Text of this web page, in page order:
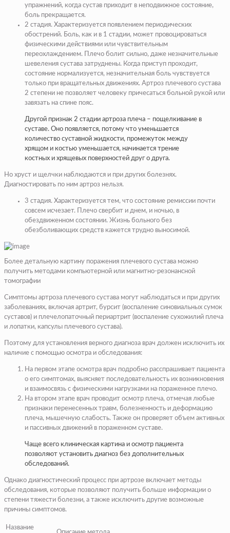
упражнений, когда сустав приходит в неподвижное состояние,
боль прекращается.
2 стадия. Характеризуется появлением периодических
обострений. Боль, как и в 1 стадии, может провоцироваться
физическими действиями или чувствительным
переохлаждением. Плечо болит сильно, даже незначительные
шевеления сустава затруднены. Когда приступ проходит,
состояние нормализуется, незначительная боль чувствуется
только при вращательных движениях. Артроз плечевого сустава
2 степени не позволяет человеку причесаться больной рукой или
завязать на спине пояс.
Другой признак 2 стадии артроза плеча – пощелкивание в
суставе. Оно появляется, потому что уменьшается
количество суставной жидкости, промежуток между
хрящом и костью уменьшается, начинается трение
костных и хрящевых поверхностей друг о друга.
Но хруст и щелчки наблюдаются и при других болезнях.
Диагностировать по ним артроз нельзя.
3 стадия. Характеризуется тем, что состояние ремиссии почти
совсем исчезает. Плечо свербит и днем, и ночью, в
обездвиженном состоянии. Жизнь больного без
обезболивающих средств кажется трудно выносимой.
Более детальную картину поражения плечевого сустава можно
получить методами компьютерной или магнитно-резонансной
томографии
Симптомы артроза плечевого сустава могут наблюдаться и при других
заболеваниях, включая артрит, бурсит (воспаление синовиальных сумок
суставов) и плечелопаточный периартрит (воспаление сухожилий плеча
и лопатки, капсулы плечевого сустава).
Поэтому для установления верного диагноза врач должен исключить их
наличие с помощью осмотра и обследования:
На первом этапе осмотра врач подробно расспрашивает пациента
о его симптомах, выясняет последовательность их возникновения
и взаимосвязь с физическими нагрузками на пораженное плечо.
На втором этапе врач проводит осмотр плеча, отмечая любые
признаки перенесенных травм, болезненность и деформацию
плеча, мышечную слабость. Также он проверяет объем активных
и пассивных движений в пораженном суставе.
Чаще всего клиническая картина и осмотр пациента
позволяют установить диагноз без дополнительных
обследований.
Однако диагностический процесс при артрозе включает методы
обследования, которые позволяют получить больше информации о
степени тяжести болезни, а также исключить другие возможные
причины симптомов.
Название